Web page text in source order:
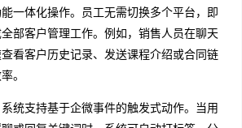
一体化操作。员工无需切换多个平台，即
部客户管理工作。例如，销售人员在聊天
看客户历史记录、发送课程介绍或合同链
。
统支持基于企微事件的触发式动作。当用